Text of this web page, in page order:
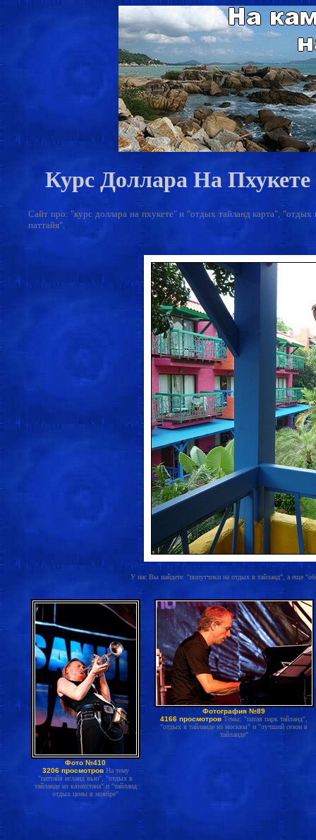
Курс Доллара На
Сайт про: "курс доллара на пхукете" и "отдых тайланд карта",
паттайя".
У нас Вы найдете: "попутчики на отдых в тайланд", а еще
Фото №410
3206 просмотров На тему
"паттайя исланд вью", "отдых в
тайланде из казахстана" и "тайланд
отдых цены в ноябре"
Фотография №89
4166 просмотров Темы: "патая парк тайланд",
"отдых в тайланде из москвы" и "лучший сезон в
тайланде"